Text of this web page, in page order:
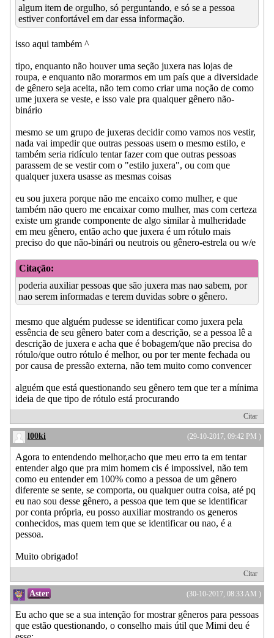
algum item de orgulho, só perguntando, e só se a pessoa
estiver confortável em dar essa informação.
isso aqui também ^
tipo, enquanto não houver uma seção juxera nas lojas de
roupa, e enquanto não morarmos em um país que a diversidade
de gênero seja aceita, não tem como criar uma noção de como
ume juxera se veste, e isso vale pra qualquer gênero não-
binário
mesmo se um grupo de juxeras decidir como vamos nos vestir,
nada vai impedir que outras pessoas usem o mesmo estilo, e
também seria ridículo tentar fazer com que outras pessoas
parassem de se vestir com o "estilo juxera", ou com que
qualquer juxera usasse as mesmas coisas
eu sou juxera porque não me encaixo como mulher, e que
também não quero me encaixar como mulher, mas com certeza
existe um grande componente de algo similar à mulheridade
em meu gênero, então acho que juxera é um rótulo mais
preciso do que não-binári ou neutrois ou gênero-estrela ou w/e
Citação:
poderia auxiliar pessoas que são juxera mas nao sabem, por
nao serem informadas e terem duvidas sobre o gênero.
mesmo que alguém pudesse se identificar como juxera pela
essência de seu gênero bater com a descrição, se a pessoa lê a
descrição de juxera e acha que é bobagem/que não precisa do
rótulo/que outro rótulo é melhor, ou por ter mente fechada ou
por causa de pressão externa, não tem muito como convencer
alguém que está questionando seu gênero tem que ter a mínima
ideia de que tipo de rótulo está procurando
Citar
(29-10-2017, 09:42 PM )
l00ki
Agora to entendendo melhor,acho que meu erro ta em tentar
entender algo que pra mim homem cis é impossivel, não tem
como eu entender em 100% como a pessoa de um gênero
diferente se sente, se comporta, ou qualquer outra coisa, até pq
eu nao sou desse gênero, a pessoa que tem que se identificar
por conta própria, eu posso auxiliar mostrando os generos
conhecidos, mas quem tem que se identificar ou nao, é a
pessoa.
Muito obrigado!
Citar
(30-10-2017, 08:33 AM )
Aster
Eu acho que se a sua intenção for mostrar gêneros para pessoas
que estão questionando, o conselho mais útil que Mimi deu é